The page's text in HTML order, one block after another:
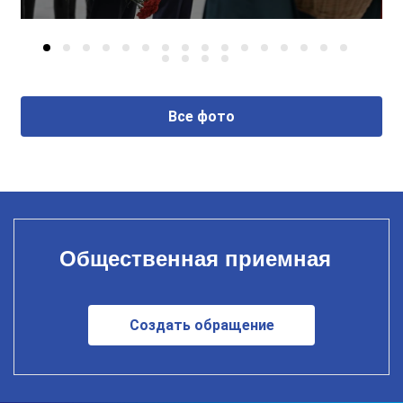
Все фото
Общественная приемная
Создать обращение